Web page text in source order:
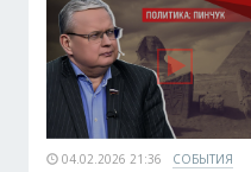
04.02.2026 21:36 СОБЫТИЯ